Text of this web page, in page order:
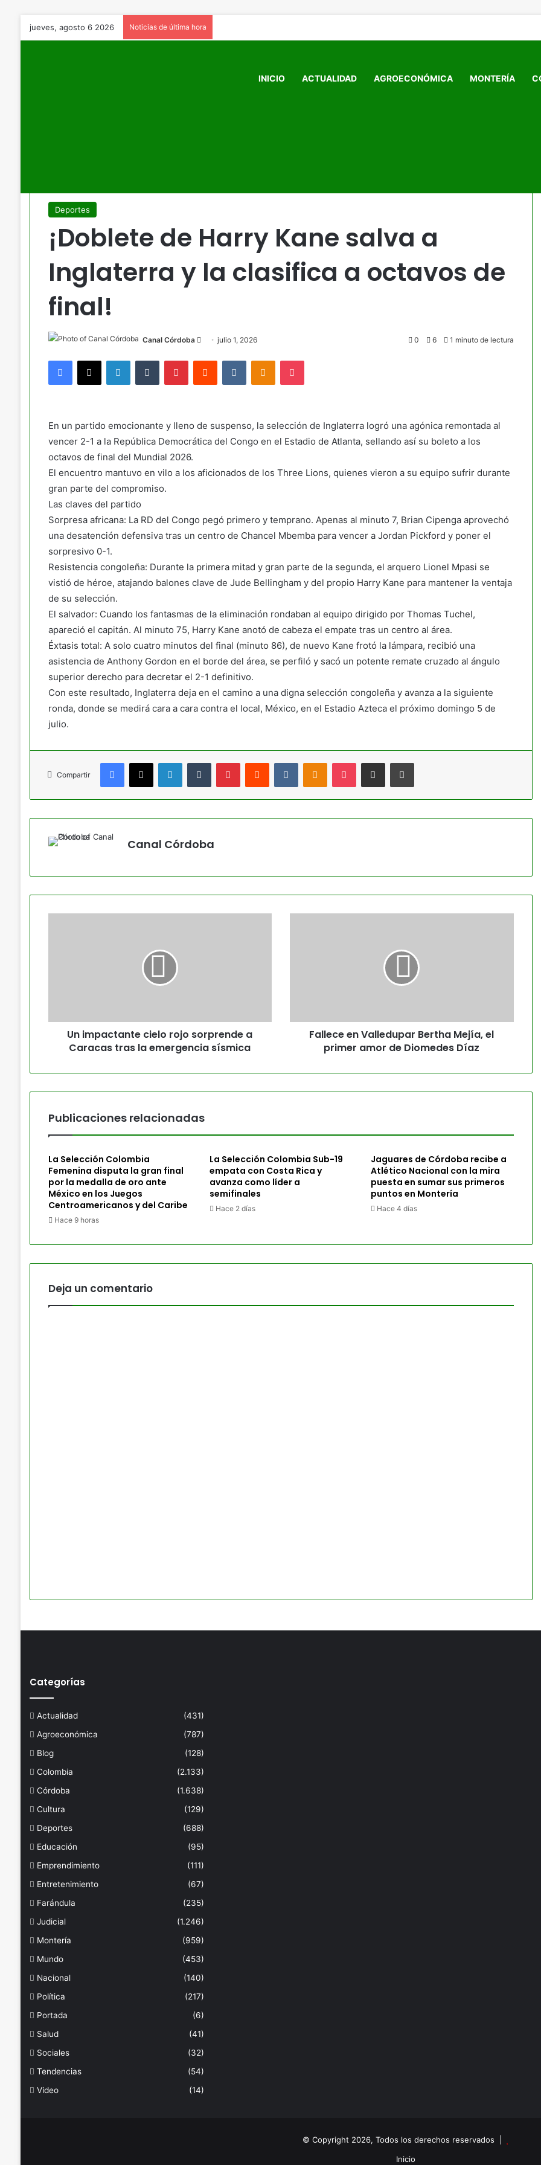
jueves, agosto 6 2026 Noticias de última hora
INICIO ACTUALIDAD AGROECONÓMICA MONTERÍA
Deportes
¡Doblete de Harry Kane salva a
Inglaterra y la clasifica a octavos de
final!
Canal Córdoba Send
email
julio 1, 2026 0 6 1 minuto de lectura
Facebook
X LinkedInTumblr PinterestReddit VKontakteOdnoklassniki
Pocket
En un partido emocionante y lleno de suspenso, la selección de Inglaterra logró una agónica remontada al
vencer 2-1 a la República Democrática del Congo en el Estadio de Atlanta, sellando así su boleto a los
octavos de final del Mundial 2026.
El encuentro mantuvo en vilo a los aficionados de los Three Lions, quienes vieron a su equipo sufrir durante
gran parte del compromiso.
Las claves del partido
Sorpresa africana: La RD del Congo pegó primero y temprano. Apenas al minuto 7, Brian Cipenga aprovechó
una desatención defensiva tras un centro de Chancel Mbemba para vencer a Jordan Pickford y poner el
sorpresivo 0-1.
Resistencia congoleña: Durante la primera mitad y gran parte de la segunda, el arquero Lionel Mpasi se
vistió de héroe, atajando balones clave de Jude Bellingham y del propio Harry Kane para mantener la ventaja
de su selección.
El salvador: Cuando los fantasmas de la eliminación rondaban al equipo dirigido por Thomas Tuchel,
apareció el capitán. Al minuto 75, Harry Kane anotó de cabeza el empate tras un centro al área.
Éxtasis total: A solo cuatro minutos del final (minuto 86), de nuevo Kane frotó la lámpara, recibió una
asistencia de Anthony Gordon en el borde del área, se perfiló y sacó un potente remate cruzado al ángulo
superior derecho para decretar el 2-1 definitivo.
Con este resultado, Inglaterra deja en el camino a una digna selección congoleña y avanza a la siguiente
ronda, donde se medirá cara a cara contra el local, México, en el Estadio Azteca el próximo domingo 5 de
julio.
Compartir
Facebook
X LinkedInTumblr PinterestReddit VKontakteOdnoklassniki
Pocket Compartir por correo electrónicoImprimir
Canal Córdoba
Un impactante cielo rojo sorprende a
Caracas tras la emergencia sísmica
Fallece en Valledupar Bertha Mejía, el
primer amor de Diomedes Díaz
Publicaciones relacionadas
La Selección Colombia
Femenina disputa la gran final
por la medalla de oro ante
México en los Juegos
Centroamericanos y del Caribe
Hace 9 horas
La Selección Colombia Sub-19
empata con Costa Rica y
avanza como líder a
semifinales
Hace 2 días
Jaguares de Córdoba recibe a
Atlético Nacional con la mira
puesta en sumar sus primeros
puntos en Montería
Hace 4 días
Deja un comentario
Categorías
Actualidad
(431)
Agroeconómica
(787)
Blog
(128)
Colombia
(2.133)
Córdoba
(1.638)
Cultura
(129)
Deportes
(688)
Educación
(95)
Emprendimiento
(111)
Entretenimiento
(67)
Farándula
(235)
Judicial
(1.246)
Montería
(959)
Mundo
(453)
Nacional
(140)
Política
(217)
Portada
(6)
Salud
(41)
Sociales
(32)
Tendencias
(54)
Video
(14)
© Copyright 2026, Todos los derechos reservados |
Inicio